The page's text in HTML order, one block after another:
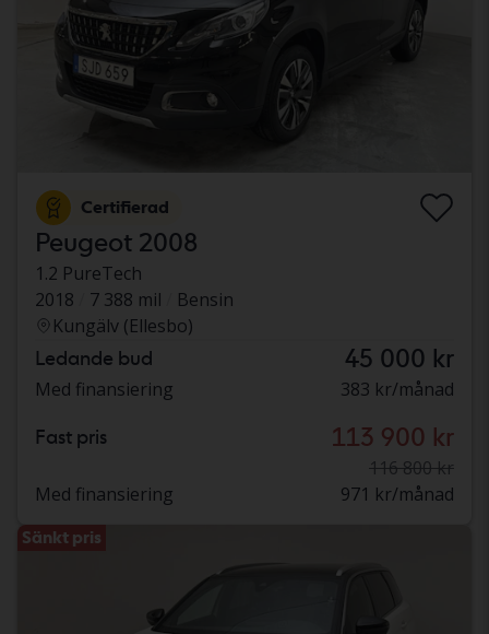
Certifierad
Peugeot 2008
1.2 PureTech
2018
7 388 mil
Bensin
Kungälv (Ellesbo)
Ledande bud 45 000 kr
Med finansiering 383 kr/månad
Fast pris 113 900 kr
116 800 kr
Med finansiering
971 kr/månad
Sänkt pris